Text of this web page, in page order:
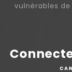
vulnérables